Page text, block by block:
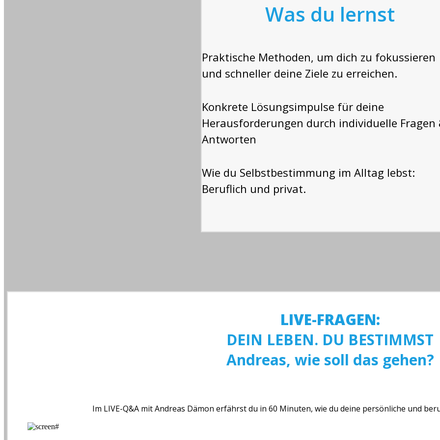
Was du lernst
Praktische Methoden, um dich zu fokussieren
und schneller deine Ziele zu erreichen.
Konkrete Lösungsimpulse für deine
Herausforderungen durch individuelle Fragen
Antworten
Wie du Selbstbestimmung im Alltag lebst:
Beruflich und privat.
LIVE-FRAGEN:
DEIN LEBEN. DU BESTIMMST
Andreas, wie soll das gehen?
Im LIVE-Q&A mit Andreas Dämon erfährst du in 60 Minuten, wie du deine persönliche und